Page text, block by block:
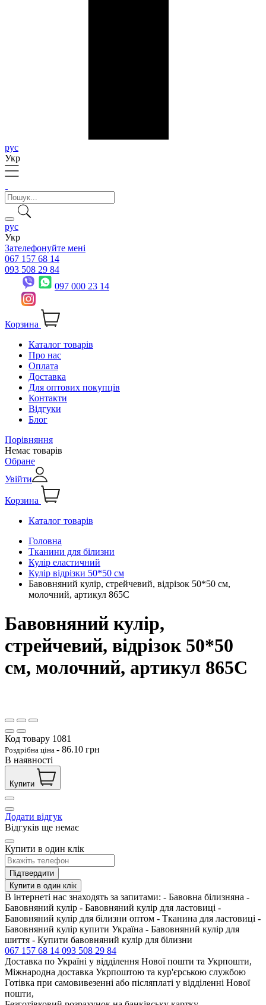
рус
Укр
рус
Укр
Зателефонуйте мені
067 157 68 14
093 508 29 84
097 000 23 14
Корзина
Каталог товарів
Про нас
Оплата
Доставка
Для оптових покупців
Контакти
Відгуки
Блог
Порівняння
Немає товарів
Обране
Увійти
Корзина
Каталог товарів
Головна
Тканини для білизни
Кулір еластичний
Кулір відрізки 50*50 см
Бавовняний кулір, стрейчевий, відрізок 50*50 см,
молочний, артикул 865С
Бавовняний кулір,
стрейчевий, відрізок 50*50
см, молочний, артикул 865С
Код товару 1081
Роздрібна ціна - 86.10 грн
В наявності
Купити
Додати відгук
Відгуків ще немає
Купити в один клік
Підтвердити
Купити в один клік
В інтернеті нас знаходять за запитами: - Бавовна білизняна -
Бавовняний кулір - Бавовняний кулір для ластовиці -
Бавовняний кулір для білизни оптом - Тканина для ластовиці -
Бавовняний кулір купити Україна - Бавовняний кулір для
шиття - Купити бавовняний кулір для білизни
067 157 68 14 093 508 29 84
Доставка по Україні у відділення Нової пошти та Укрпошти,
Міжнародна доставка Укрпоштою та кур'єрською службою
Готівка при самовивезенні або післяплаті у відділенні Нової
пошти,